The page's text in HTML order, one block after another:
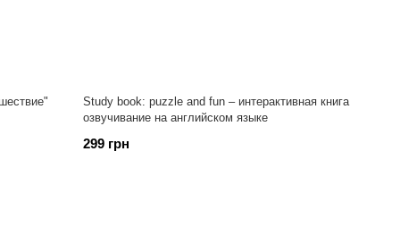
Study book: puzzle and fun – интерактивная книга
озвучивание на английском языке
299 грн